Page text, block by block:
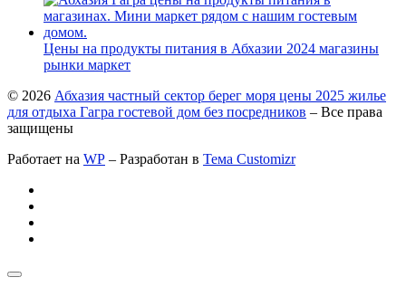
Цены на продукты питания в Абхазии 2024 магазины
рынки маркет
© 2026 Абхазия частный сектор берег моря цены 2025 жилье
для отдыха Гагра гостевой дом без посредников – Все права
защищены
Работает на WP – Разработан в Тема Customizr